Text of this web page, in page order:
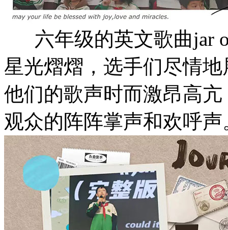
六年级的英文歌曲jar
星光熠熠，选手们尽情
他们的歌声时而激昂高
观众的阵阵掌声和欢呼声